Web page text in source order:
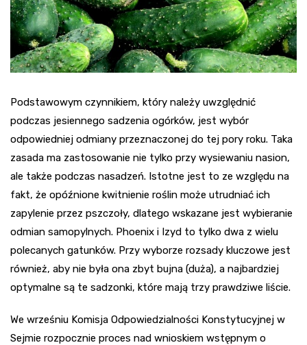
Podstawowym czynnikiem, który należy uwzględnić
podczas jesiennego sadzenia ogórków, jest wybór
odpowiedniej odmiany przeznaczonej do tej pory roku. Taka
zasada ma zastosowanie nie tylko przy wysiewaniu nasion,
ale także podczas nasadzeń. Istotne jest to ze względu na
fakt, że opóźnione kwitnienie roślin może utrudniać ich
zapylenie przez pszczoły, dlatego wskazane jest wybieranie
odmian samopylnych. Phoenix i Izyd to tylko dwa z wielu
polecanych gatunków. Przy wyborze rozsady kluczowe jest
również, aby nie była ona zbyt bujna (duża), a najbardziej
optymalne są te sadzonki, które mają trzy prawdziwe liście.
We wrześniu Komisja Odpowiedzialności Konstytucyjnej w
Sejmie rozpocznie proces nad wnioskiem wstępnym o